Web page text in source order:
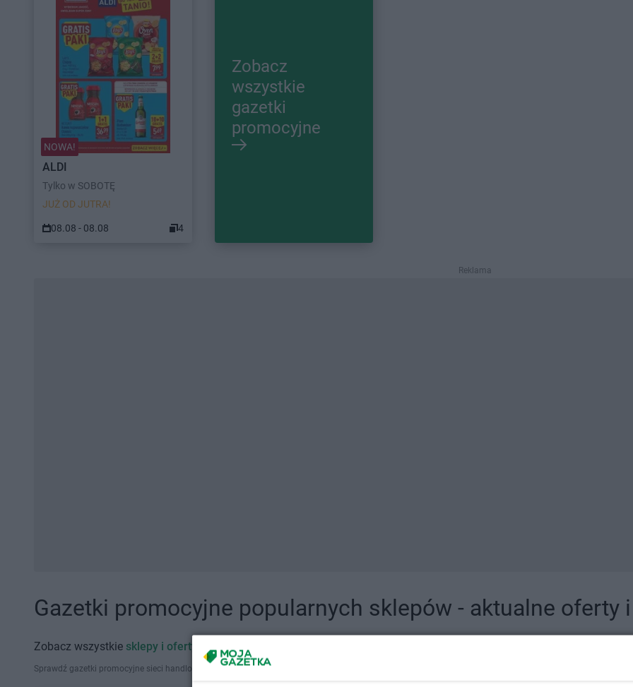
NOWA!
ALDI
Tylko w SOBOTĘ
JUŻ OD JUTRA!
08.08 - 08.08 4
Zobacz
wszystkie
gazetki
promocyjne
Reklama
Gazetki promocyjne popularnych sklepów - aktualne oferty
Zobacz wszystkie sklepy i oferty promocyjne
Sprawdź gazetki promocyjne sieci handlowych, które działają w Polsce. Znajdziesz tutaj sklepy należące do lokalnych sieci oraz duże, znane super- i